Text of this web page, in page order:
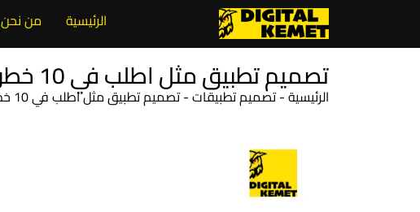
الرئيسية من نحن
تصميم تطبيق مثل اطلب في 10 خطوات تعرف عليها
الرئيسية-تصميم تطبيقات-تصميم تطبيق مثل اطلب في 10 خطوات تعرف عليها